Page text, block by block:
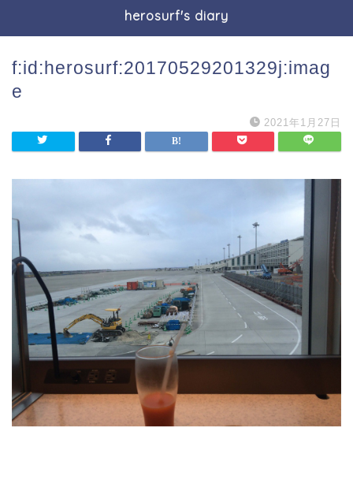
herosurf's diary
f:id:herosurf:20170529201329j:imag
e
2021年1月27日